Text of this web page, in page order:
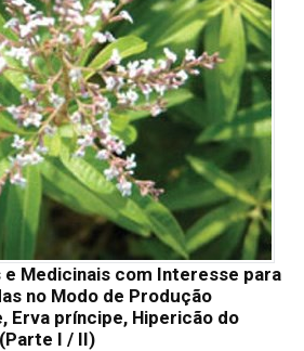
Medicinais com Interesse para
no Modo de Produção
Erva príncipe, Hipericão do
I / II)